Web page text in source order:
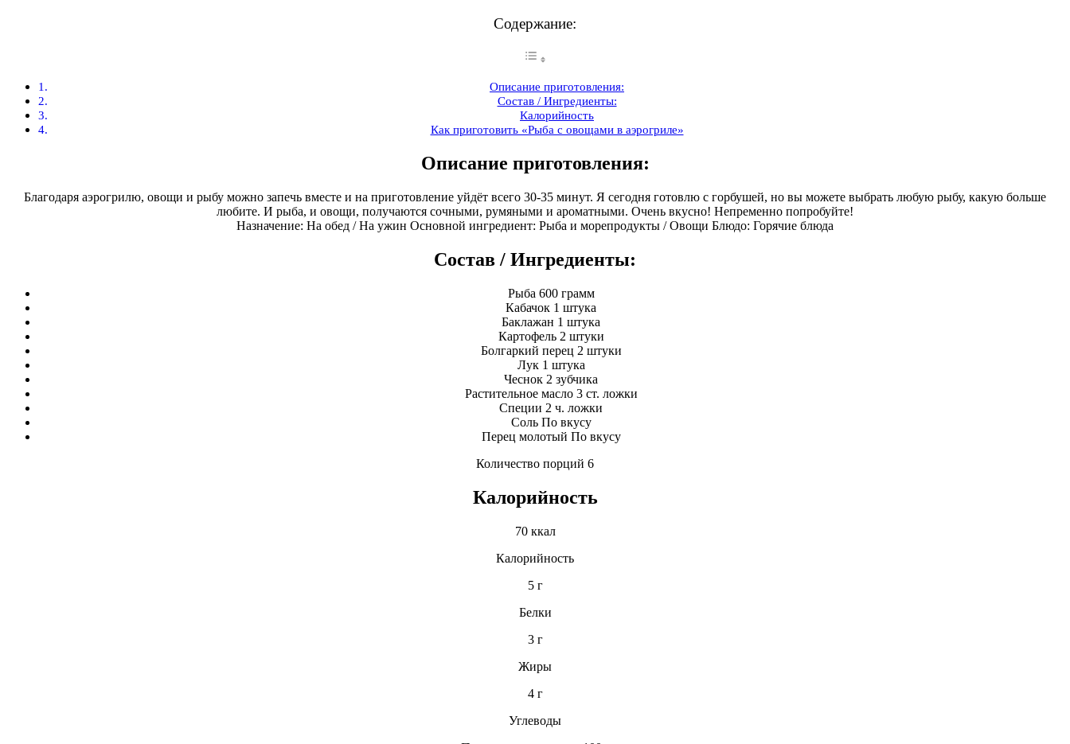
Содержание:
Описание приготовления:
Состав / Ингредиенты:
Калорийность
Как приготовить «Рыба с овощами в аэрогриле»
Описание приготовления:
Благодаря аэрогрилю, овощи и рыбу можно запечь вместе и на приготовление уйдёт всего 30-35 минут. Я сегодня готовлю с горбушей, но вы можете выбрать любую рыбу, какую больше
любите. И рыба, и овощи, получаются сочными, румяными и ароматными. Очень вкусно! Непременно попробуйте!
Назначение: На обед / На ужин Основной ингредиент: Рыба и морепродукты / Овощи Блюдо: Горячие блюда
Состав / Ингредиенты:
Рыба 600 грамм
Кабачок 1 штука
Баклажан 1 штука
Картофель 2 штуки
Болгаркий перец 2 штуки
Лук 1 штука
Чеснок 2 зубчика
Растительное масло 3 ст. ложки
Специи 2 ч. ложки
Соль По вкусу
Перец молотый По вкусу
Количество порций 6
Калорийность
70 ккал
Калорийность
5 г
Белки
3 г
Жиры
4 г
Углеводы